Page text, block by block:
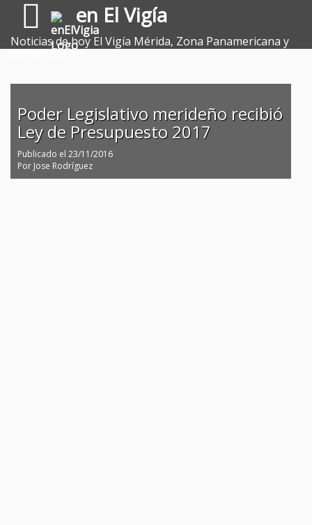
en El Vigía
Noticias de hoy El Vigía Mérida, Zona Panamericana y
Sur del Lago.
Poder Legislativo merideño recibió
Ley de Presupuesto 2017
Publicado el 23/11/2016
Por Jose Rodríguez